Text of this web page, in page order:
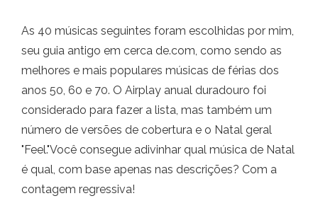
As 40 músicas seguintes foram escolhidas por mim,
seu guia antigo em cerca de.com, como sendo as
melhores e mais populares músicas de férias dos
anos 50, 60 e 70. O Airplay anual duradouro foi
considerado para fazer a lista, mas também um
número de versões de cobertura e o Natal geral
"Feel."Você consegue adivinhar qual música de Natal
é qual, com base apenas nas descrições? Com a
contagem regressiva!